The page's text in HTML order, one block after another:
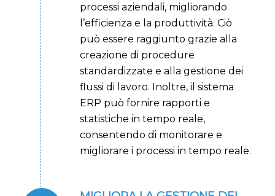
processi aziendali, migliorando
l’efficienza e la produttività. Ciò
può essere raggiunto grazie alla
creazione di procedure
standardizzate e alla gestione dei
flussi di lavoro. Inoltre, il sistema
ERP può fornire rapporti e
statistiche in tempo reale,
consentendo di monitorare e
migliorare i processi in tempo reale.